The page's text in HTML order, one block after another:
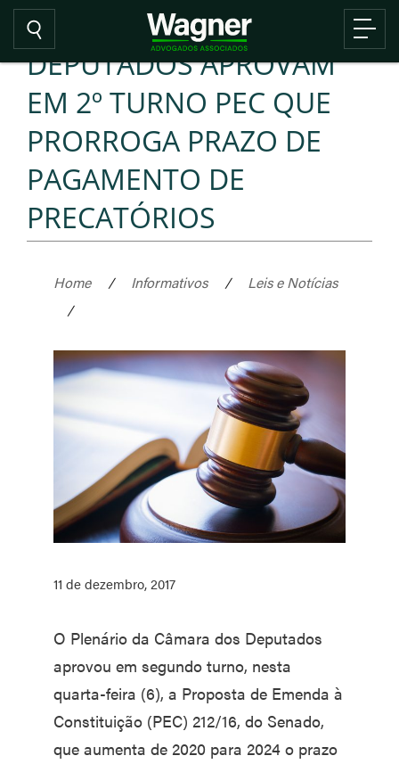
DEPUTADOS APROVAM
EM 2º TURNO PEC QUE
PRORROGA PRAZO DE
PAGAMENTO DE
PRECATÓRIOS
Home / Informativos /
Leis e Notícias
/
11 de dezembro, 2017
O Plenário da Câmara dos Deputados
aprovou em segundo turno, nesta
quarta-feira (6), a Proposta de Emenda à
Constituição (PEC) 212/16, do Senado,
que aumenta de 2020 para 2024 o prazo